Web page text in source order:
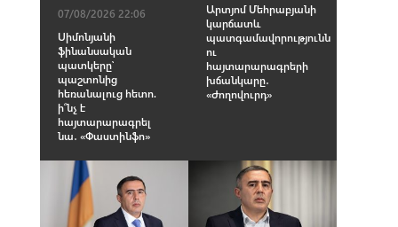
07/08/2026 22:06
Սիմոնյանի
ֆինանսական
պատկերը՝
պաշտոնից
հեռանալուց հետո.
ի՞նչ է
հայտարարագրել
նա․ «Փաստինֆո»
Արտյոմ Մեհրաբյանի
կարճատև
պատգամավորությունն
ու
հայտարարագրերի
խճանկարը․
«Ժողովուրդ»